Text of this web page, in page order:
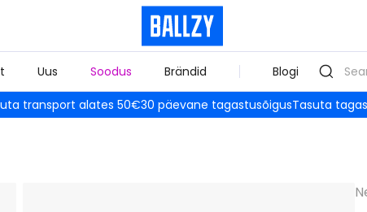
Uus Soodus Brändid Blogi
transport alates 50€30 päevane tagastusõigusTasuta